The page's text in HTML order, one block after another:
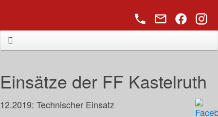
Einsätze der FF Kastelruth
Technischer Einsatz